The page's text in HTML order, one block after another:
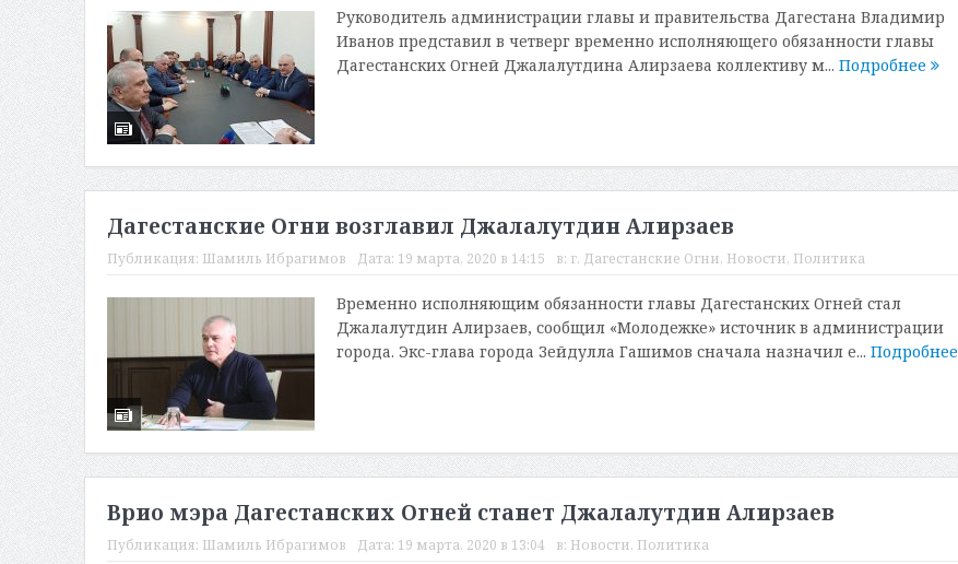
Руководитель администрации главы и правительства Дагестана Владимир
Иванов представил в четверг временно исполняющего обязанности главы
Дагестанских Огней Джалалутдина Алирзаева коллективу м... Подробнее
Дагестанские Огни возглавил Джалалутдин Алирзаев
Публикация: Шамиль Ибрагимов Дата: 19 марта, 2020 в 14:15 в: г. Дагестанские Огни, Новости, Политика
Временно исполняющим обязанности главы Дагестанских Огней стал
Джалалутдин Алирзаев, сообщил «Молодежке» источник в администрации
города. Экс-глава города Зейдулла Гашимов сначала назначил е... Подробнее
Врио мэра Дагестанских Огней станет Джалалутдин Алирзаев
Публикация: Шамиль Ибрагимов Дата: 19 марта, 2020 в 13:04 в: Новости, Политика